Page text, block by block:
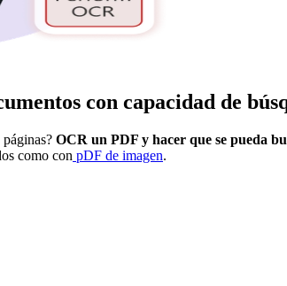
con capacidad de
OCR un PDF y hacer que se pueda
como con pDF de imagen.